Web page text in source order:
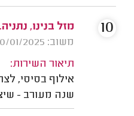
מזל בנינו, נתניה.
משוב: 10/01/2025
תיאור השירות:
אילוף בסיסי,
שנה מעורב -
10